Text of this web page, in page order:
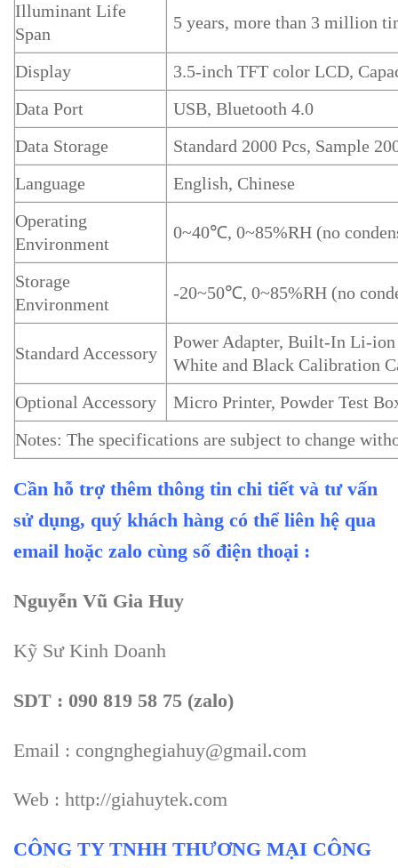
Illuminant Life
Span
5 years, more than 3 million
Display
3.5-inch TFT color LCD,
Data Port
USB, Bluetooth 4.0
Data Storage
Standard 2000 Pcs, Sample
Language
English, Chinese
Operating
Environment
0~40℃, 0~85%RH (no
Storage
Environment
-20~50℃, 0~85%RH (no
Standard Accessory
Power Adapter, Built-In Li-ion
White and Black Calibration
Optional Accessory
Micro Printer, Powder Test
Notes: The specifications are subject to change
Cần hỗ trợ thêm thông tin chi tiết và tư vấn
sử dụng, quý khách hàng có thể liên hệ qua
email hoặc zalo cùng số điện thoại :
Nguyễn Vũ Gia Huy
Kỹ Sư Kinh Doanh
SDT : 090 819 58 75 (zalo)
Email : congnghegiahuy@gmail.com
Web : http://giahuytek.com
CÔNG TY TNHH THƯƠNG MẠI CÔNG